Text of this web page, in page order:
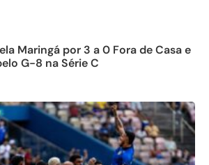
Maringá por 3 a 0 Fora de Casa e
G-8 na Série C